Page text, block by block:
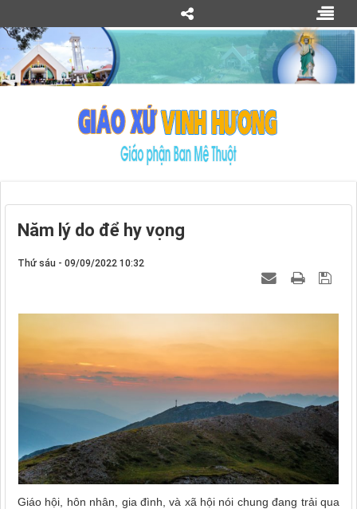
Năm lý do để hy vọng
Thứ sáu - 09/09/2022 10:32
Giáo hội, hôn nhân, gia đình, và xã hội nói chung đang trải qua